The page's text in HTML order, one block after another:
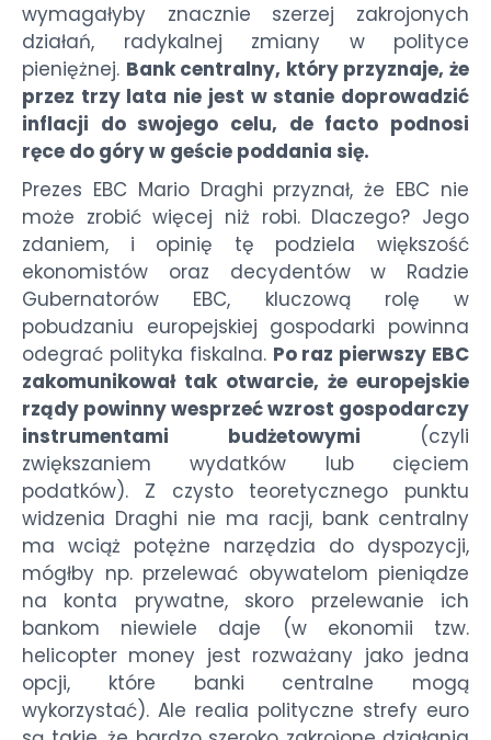
wymagałyby znacznie szerzej zakrojonych
działań, radykalnej zmiany w polityce
pieniężnej. Bank centralny, który przyznaje, że
przez trzy lata nie jest w stanie doprowadzić
inflacji do swojego celu, de facto podnosi
ręce do góry w geście poddania się.
Prezes EBC Mario Draghi przyznał, że EBC nie
może zrobić więcej niż robi. Dlaczego? Jego
zdaniem, i opinię tę podziela większość
ekonomistów oraz decydentów w Radzie
Gubernatorów EBC, kluczową rolę w
pobudzaniu europejskiej gospodarki powinna
odegrać polityka fiskalna. Po raz pierwszy EBC
zakomunikował tak otwarcie, że europejskie
rządy powinny wesprzeć wzrost gospodarczy
instrumentami budżetowymi (czyli
zwiększaniem wydatków lub cięciem
podatków). Z czysto teoretycznego punktu
widzenia Draghi nie ma racji, bank centralny
ma wciąż potężne narzędzia do dyspozycji,
mógłby np. przelewać obywatelom pieniądze
na konta prywatne, skoro przelewanie ich
bankom niewiele daje (w ekonomii tzw.
helicopter money jest rozważany jako jedna
opcji, które banki centralne mogą
wykorzystać). Ale realia polityczne strefy euro